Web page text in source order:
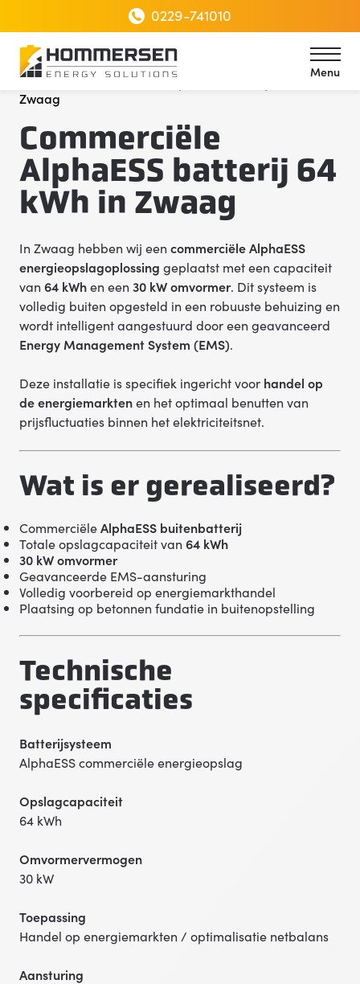
0229-741010
Menu
Home
Commerciële AlphaESS batterij 64 kWh in
Zwaag
Commerciële
AlphaESS batterij 64
kWh in Zwaag
In Zwaag hebben wij een commerciële AlphaESS
energieopslagoplossing geplaatst met een capaciteit
van 64 kWhen een 30 kW omvormer. Dit systeem is
volledig buiten opgesteld in een robuuste behuizing en
wordt intelligent aangestuurd door een geavanceerd
Energy Management System (EMS).
Deze installatie is specifiek ingericht voor handel op
de energiemarktenen het optimaal benutten van
prijsfluctuaties binnen het elektriciteitsnet.
Wat is er gerealiseerd?
CommerciëleAlphaESS buitenbatterij
Totale opslagcapaciteit van 64 kWh
30 kW omvormer
Geavanceerde EMS-aansturing
Volledig voorbereid op energiemarkthandel
Plaatsing op betonnen fundatie in buitenopstelling
Technische
specificaties
Batterijsysteem
AlphaESS commerciële energieopslag
Opslagcapaciteit
64 kWh
Omvormervermogen
30 kW
Toepassing
Handel op energiemarkten / optimalisatie netbalans
Aansturing